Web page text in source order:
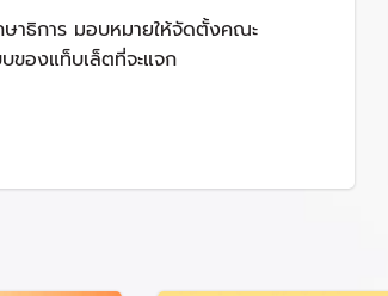
า ผ่านการจัดหาอุปกรณ์การสอนและสวัสดิการ
การเรียนได้ทุกที่ ทุกเวลา (Anywhere
ลยีดิจิทัลของ ศธ. โดยสามารถรองรับโรงเรีย
าธิการ มอบหมายให้จัดตั้งคณะ
ของแท็บเล็ตที่จะแจก